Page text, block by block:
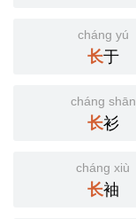
cháng yú
长于
cháng shān
长衫
cháng xiù
长袖